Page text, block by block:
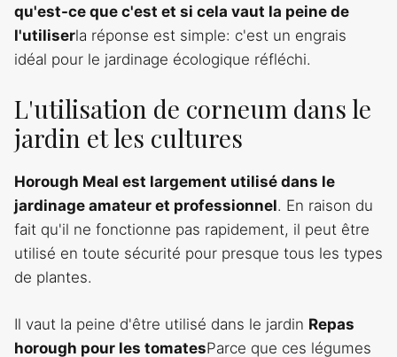
qu'est-ce que c'est et si cela vaut la peine de
l'utiliserla réponse est simple: c'est un engrais
idéal pour le jardinage écologique réfléchi.
L'utilisation de corneum dans le
jardin et les cultures
Horough Meal est largement utilisé dans le
jardinage amateur et professionnel. En raison du
fait qu'il ne fonctionne pas rapidement, il peut être
utilisé en toute sécurité pour presque tous les types
de plantes.
Il vaut la peine d'être utilisé dans le jardin Repas
horough pour les tomatesParce que ces légumes